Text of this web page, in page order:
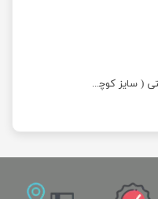
پک سرمایشی و گرمایشی برزنتی ( سایز کوچک 15×11 )